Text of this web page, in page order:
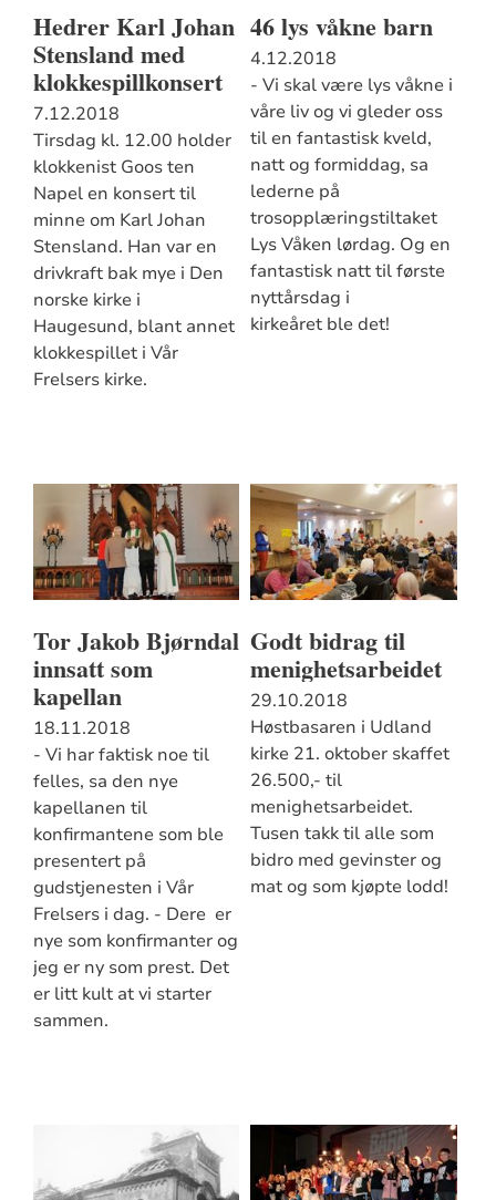
Hedrer Karl Johan
Stensland med
klokkespillkonsert
7.12.2018
Tirsdag kl. 12.00 holder
klokkenist Goos ten
Napel en konsert til
minne om Karl Johan
Stensland. Han var en
drivkraft bak mye i Den
norske kirke i
Haugesund, blant annet
klokkespillet i Vår
Frelsers kirke.
46 lys våkne barn
4.12.2018
- Vi skal være lys våkne i
våre liv og vi gleder oss
til en fantastisk kveld,
natt og formiddag, sa
lederne på
trosopplæringstiltaket
Lys Våken lørdag. Og en
fantastisk natt til første
nyttårsdag i
kirkeåret ble det!
Tor Jakob Bjørndal
innsatt som
kapellan
18.11.2018
- Vi har faktisk noe til
felles, sa den nye
kapellanen til
konfirmantene som ble
presentert på
gudstjenesten i Vår
Frelsers i dag. - Dere er
nye som konfirmanter og
jeg er ny som prest. Det
er litt kult at vi starter
sammen.
Godt bidrag til
menighetsarbeidet
29.10.2018
Høstbasaren i Udland
kirke 21. oktober skaffet
26.500,- til
menighetsarbeidet.
Tusen takk til alle som
bidro med gevinster og
mat og som kjøpte lodd!